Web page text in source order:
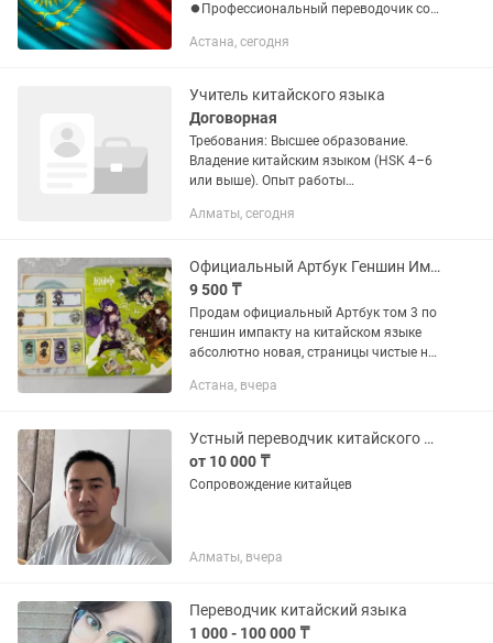
⏺️Профессиональный переводочик со
юридических терминов; ⏺️Услуги по
Астана, сегодня
Учитель китайского языка
Договорная
Требования: Высшее образование.
Владение китайским языком (HSK 4–6
или выше). Опыт работы
коммуникабельность, любовь к детям.
Алматы, сегодня
Официальный Артбук Геншин Импакт
9 500 ₸
Продам официальный Артбук том 3 по
геншин импакту на китайском языке
абсолютно новая, страницы чистые не
магнитами которые шли в комплекте,
Астана, вчера
Устный переводчик китайского языка на казахский, с казахского на китайский
от 10 000 ₸
Сопровождение китайцев
Алматы, вчера
Переводчик китайский языка
1 000 - 100 000 ₸